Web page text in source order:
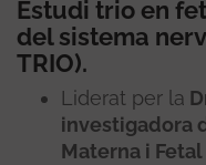
Estudi trio en
del sistema
TRIO).
Liderat per la
investigadora
Materna i Fetal